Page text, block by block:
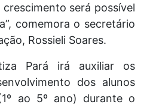
será possível
comemora o secretário
Rossieli Soares.
Pará irá auxiliar os
dos alunos
ao 5º ano) durante o